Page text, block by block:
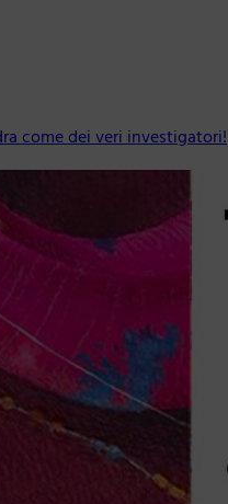
come dei veri investigatori!